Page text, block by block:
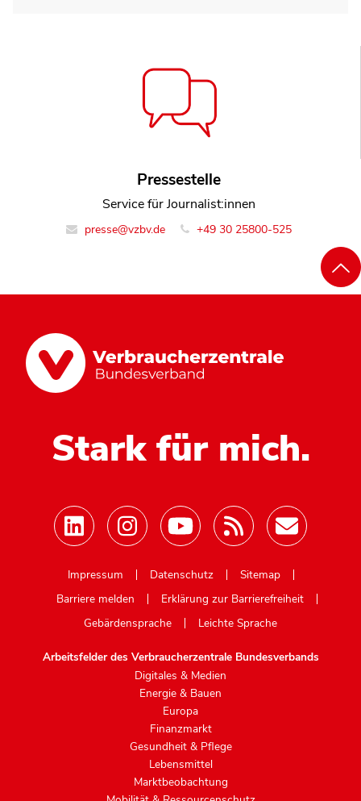
Pressestelle
Service für Journalist:innen
presse@vzbv.de +49 30 25800-525
Stark für mich.
Impressum
Datenschutz
Sitemap
Barriere melden
Erklärung zur Barrierefreiheit
Gebärdensprache
Leichte Sprache
Arbeitsfelder des Verbraucherzentrale Bundesverbands
Digitales & Medien
Energie & Bauen
Europa
Finanzmarkt
Gesundheit & Pflege
Lebensmittel
Marktbeobachtung